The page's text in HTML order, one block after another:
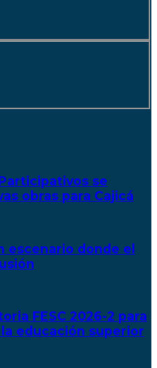
se
obras para Cajicá
escenario donde el
FESC 2026-2 para
educación superior